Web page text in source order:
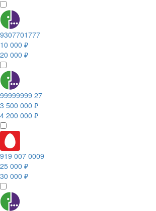
9307701777
10 000 ₽
20 000 ₽
99999999 27
3 500 000 ₽
4 200 000 ₽
919 007 0009
25 000 ₽
30 000 ₽